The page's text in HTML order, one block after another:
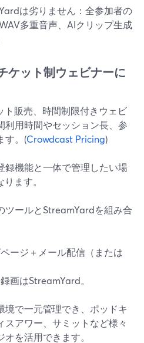
は劣りません：全参加者の
多重音声、AIクリップ生成
ケット制ウェビナーに
販売、時間制限付きウェビ
利用時間やセッション長、参
す。(Crowdcast Pricing)
録機能と一体で管理したい場
ます。
ツールとStreamYardを組み合
ージ＋メール配信（または
画はStreamYard。
境で一元管理でき、ポッドキ
スアワー、サミットなど様々
を活用できます。